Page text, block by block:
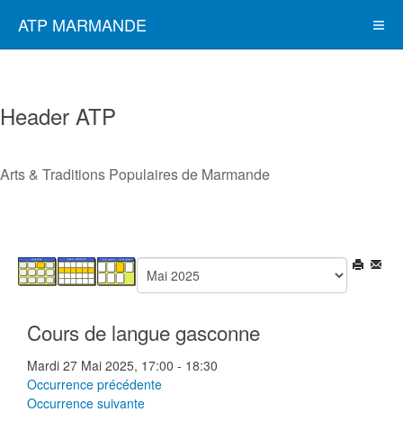
ATP MARMANDE
Header ATP
Arts & Traditions Populaires de Marmande
Cours de langue gasconne
Mardi 27 Mai 2025, 17:00 - 18:30
Occurrence précédente
Occurrence suivante